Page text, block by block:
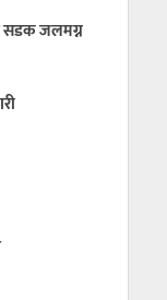
सडक जलमग्न